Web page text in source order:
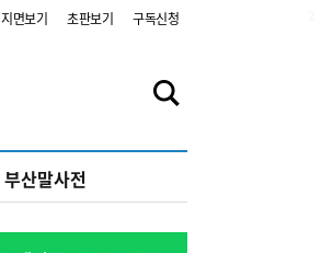
지면보기 초판보기 구독신청
부산말사전